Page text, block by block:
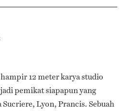
12 meter karya studio
pemikat siapapun yang
Lyon, Prancis. Sebuah